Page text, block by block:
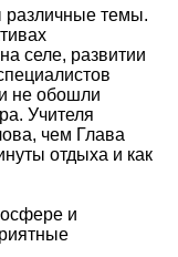
различные темы.
селе, развитии
не обошли
Учителя
чем Глава
отдыха и как
и